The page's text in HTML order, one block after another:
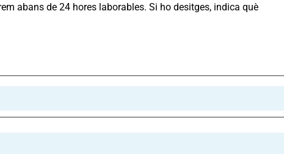
abans de 24 hores laborables. Si ho desitges, indica què